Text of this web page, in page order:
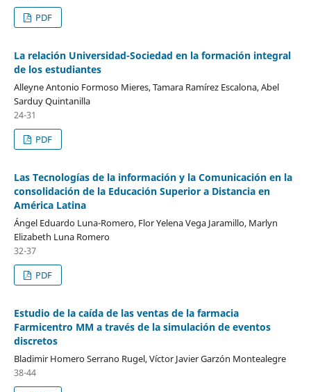
PDF
La relación Universidad-Sociedad en la formación integral
de los estudiantes
Alleyne Antonio Formoso Mieres, Tamara Ramírez Escalona, Abel
Sarduy Quintanilla
24-31
PDF
Las Tecnologías de la información y la Comunicación en la
consolidación de la Educación Superior a Distancia en
América Latina
Ángel Eduardo Luna-Romero, Flor Yelena Vega Jaramillo, Marlyn
Elizabeth Luna Romero
32-37
PDF
Estudio de la caída de las ventas de la farmacia
Farmicentro MM a través de la simulación de eventos
discretos
Bladimir Homero Serrano Rugel, Víctor Javier Garzón Montealegre
38-44